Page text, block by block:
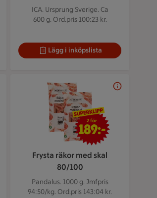
ICA. Ursprung Sverige. Ca
600 g. Ord.pris 100:23 kr.
Lägg i inköpslista
Frysta räkor med skal
80/100
Pandalus. 1000 g. Jmfpris
94:50/kg. Ord.pris 143:04 kr.
2 för 189 kr
2 för
189:-